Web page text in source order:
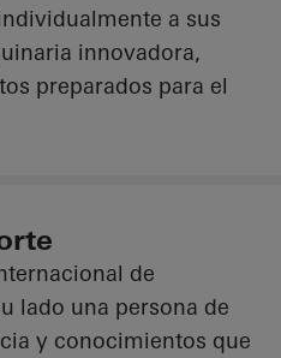
a sus
innovadora,
preparados para el
de
lado una persona de
y conocimientos que